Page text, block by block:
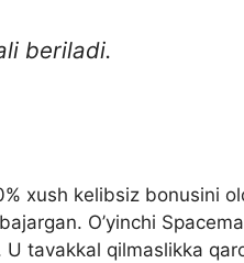
beriladi.
xush kelibsiz bonusini
O’yinchi
tavakkal qilmaslikka